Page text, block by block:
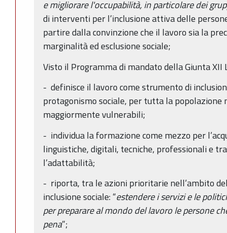
e migliorare l'occupabilità, in particolare dei
di interventi per l’inclusione attiva delle
partire dalla convinzione che il lavoro sia la
marginalità ed esclusione sociale;
Visto il Programma di mandato della Giunta XII
- definisce il lavoro come strumento di
protagonismo sociale, per tutta la popolazione
maggiormente vulnerabili;
- individua la formazione come mezzo per
linguistiche, digitali, tecniche, professionali e
l’adattabilità;
- riporta, tra le azioni prioritarie nell’ambito
inclusione sociale: “estendere i servizi e le
per preparare al mondo del lavoro le persone
pena”;